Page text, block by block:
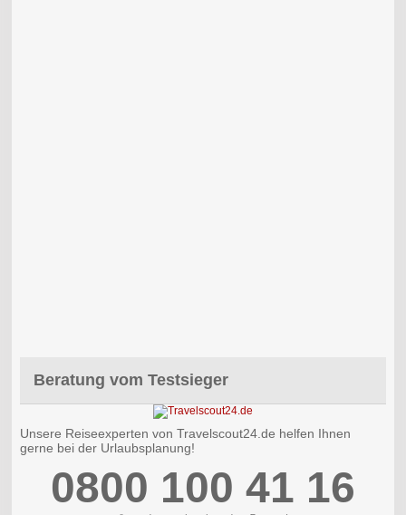
Beratung vom Testsieger
Unsere Reiseexperten von Travelscout24.de helfen Ihnen
gerne bei der Urlaubsplanung!
0800 100 41 16